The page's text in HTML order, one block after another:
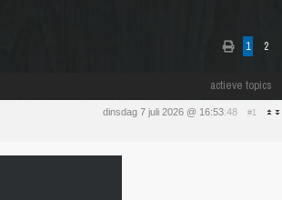
1 2
actieve topics
dinsdag 7 juli 2026 @ 16:53:48 #1